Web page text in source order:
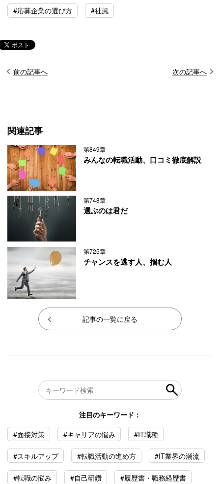
#応募企業の選び方 #社風
前の記事へ 次の記事へ
関連記事
第849章
みんなの転職活動、口コミ徹底解説
第748章
選ぶのは君だ
第725章
チャンスを逃す人、掴む人
記事の一覧に戻る
注目のキーワード：
#面接対策
#キャリアの悩み #IT職種
#スキルアップ #転職活動の進め方 #IT業界の潮流
#転職の悩み #自己研鑽 #履歴書・職務経歴書